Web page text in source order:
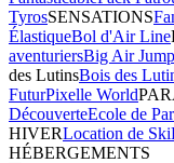
TyrosSENSATIONS
ÉlastiqueBol d'Air Line
aventuriersBig Air Jump
des LutinsBois des
FuturPixelle World
DécouverteEcole de
HIVERLocation de Ski
HÉBERGEMENTS